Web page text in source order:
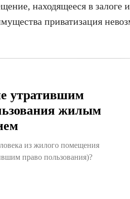
находящееся в залоге
приватизация
утратившим
жилым
из жилого помещения
право пользования)?